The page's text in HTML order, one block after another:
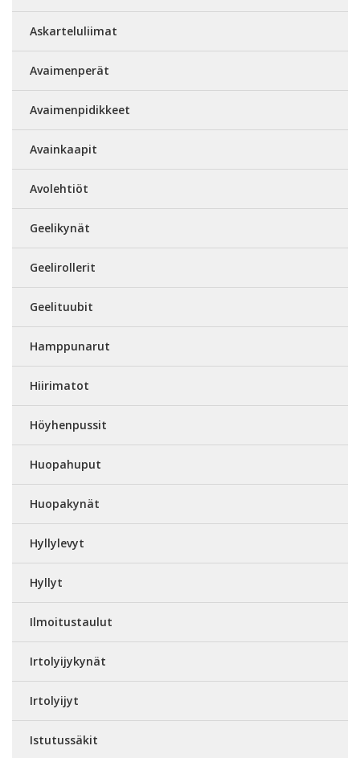
Askarteluliimat
Avaimenperät
Avaimenpidikkeet
Avainkaapit
Avolehtiöt
Geelikynät
Geelirollerit
Geelituubit
Hamppunarut
Hiirimatot
Höyhenpussit
Huopahuput
Huopakynät
Hyllylevyt
Hyllyt
Ilmoitustaulut
Irtolyijykynät
Irtolyijyt
Istutussäkit